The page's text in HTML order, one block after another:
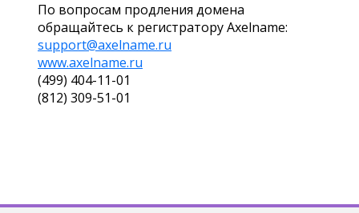
По вопросам продления домена
обращайтесь к регистратору Axelname:
support@axelname.ru
www.axelname.ru
(499) 404-11-01
(812) 309-51-01